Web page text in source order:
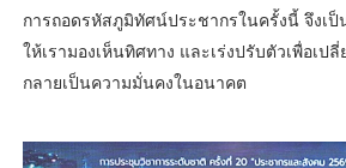
การถอดรหัสภูมิทัศน์ประชากรในครั้งนี้ จึงเ
ให้เรามองเห็นทิศทาง และเร่งปรับตัวเพื่อเป
กลายเป็นความมั่นคงในอนาคต